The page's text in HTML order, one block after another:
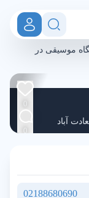
موسیقی در
آباد
0
0
02188680690